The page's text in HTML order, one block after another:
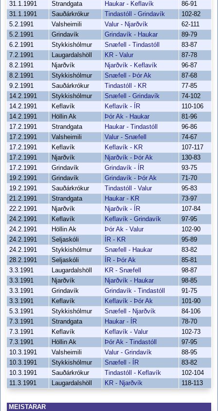
31.1.1991
Strandgata Haukar - Keflavík
86-91
31.1.1991
Sauðárkrókur Tindastóll - Grindavík
102-82
5.2.1991
Valsheimili Valur - Njarðvík
62-111
5.2.1991
Grindavík Grindavík - Haukar
89-79
6.2.1991
Stykkishólmur Snæfell - Tindastóll
83-87
7.2.1991
Laugardalshöll KR - Valur
87-78
8.2.1991
Njarðvík Njarðvík - Keflavík
96-87
8.2.1991
Stykkishólmur Snæfell - Þór Ak
87-68
9.2.1991
Sauðárkrókur Tindastóll - KR
77-85
14.2.1991
Stykkishólmur Snæfell - Grindavík
74-102
14.2.1991
Keflavík Keflavík - ÍR
110-106
14.2.1991
Höllin Ak Þór Ak - Haukar
81-96
17.2.1991
Strandgata Haukar - Tindastóll
96-86
17.2.1991
Valsheimili Valur - Snæfell
74-67
17.2.1991
Keflavík Keflavík - KR
107-117
17.2.1991
Njarðvík Njarðvík - Þór Ak
130-83
17.2.1991
Grindavík Grindavík - ÍR
93-75
19.2.1991
Grindavík Grindavík - Þór Ak
71-70
19.2.1991
Sauðárkrókur Tindastóll - Valur
95-83
21.2.1991
Strandgata Haukar - KR
73-97
22.2.1991
Njarðvík Njarðvík - ÍR
107-84
24.2.1991
Keflavík Keflavík - Grindavík
97-95
24.2.1991
Höllin Ak Þór Ak - Valur
102-90
24.2.1991
Seljaskóli ÍR - KR
95-89
24.2.1991
Stykkishólmur Snæfell - Haukar
83-82
28.2.1991
Seljaskóli ÍR - Þór Ak
85-81
3.3.1991
Laugardalshöll KR - Snæfell
98-87
3.3.1991
Njarðvík Njarðvík - Haukar
98-85
3.3.1991
Grindavík Grindavík - Tindastóll
91-75
3.3.1991
Keflavík Keflavík - Þór Ak
101-90
5.3.1991
Stykkishólmur Snæfell - Njarðvík
84-106
7.3.1991
Strandgata Haukar - ÍR
78-70
7.3.1991
Keflavík Keflavík - Valur
102-73
7.3.1991
Höllin Ak Þór Ak - Tindastóll
97-95
10.3.1991
Valsheimili Valur - Grindavík
88-95
10.3.1991
Stykkishólmur Snæfell - ÍR
83-82
10.3.1991
Sauðárkrókur Tindastóll - Keflavík
102-104
11.3.1991
Laugardalshöll KR - Njarðvík 118-113
MEISTARAR